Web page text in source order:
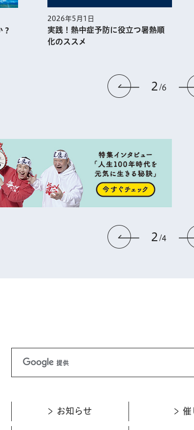
前のス
2 6
2026年5月1日
実践！熱中症予防に役⽴つ暑熱順
化のススメ
前のス
2 4
お知らせ 催